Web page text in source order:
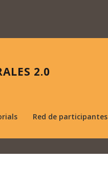
2.0
Red de participantes